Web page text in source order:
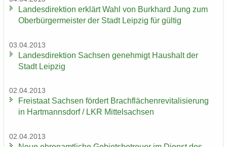
Lan­des­di­rek­ti­on er­klärt Wahl von Burk­hard Jung zum
Ober­bür­ger­meis­ter der Stadt Leip­zig für gül­tig
03.04.2013
Lan­des­di­rek­ti­on Sach­sen ge­neh­migt Haus­halt der
Stadt Leip­zig
02.04.2013
Frei­staat Sach­sen för­dert Brach­flä­chen­re­vi­ta­li­sie­rung
in Hart­manns­dorf / LKR Mit­tel­sach­sen
02.04.2013